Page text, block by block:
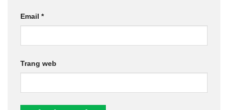
Email *
Trang web